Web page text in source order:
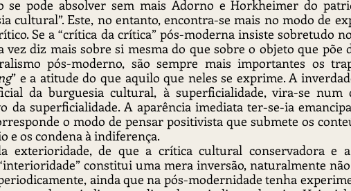
cultural”. Este, no entanto, encontra-se mais no modo de
Se a “crítica da crítica” pós-moderna insiste sobretudo
vez diz mais sobre si mesma do que sobre o objeto que põe
pós-moderno, são sempre mais importantes os
” e a atitude do que aquilo que neles se exprime. A
da burguesia cultural, à superficialidade, vira-se num
da superficialidade. A aparência imediata ter-se-ia
o modo de pensar positivista que submete os
e os condena à indiferença.
exterioridade, de que a crítica cultural conservadora e
constitui uma mera inversão, naturalmente
ainda que na pós-modernidade tenha